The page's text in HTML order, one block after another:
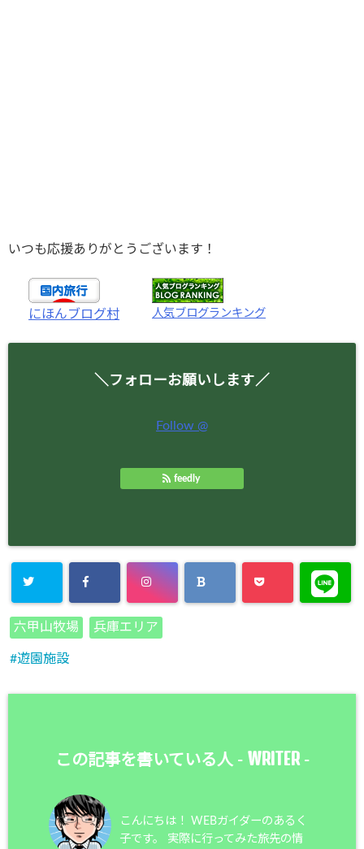
いつも応援ありがとうございます！
にほんブログ村 人気ブログランキング
＼フォローお願いします／
Follow @
feedly
六甲山牧場 兵庫エリア
遊園施設
この記事を書いている人 - WRITER-
こんにちは！ WEBガイダーのあるく
子です。 実際に行ってみた旅先の情